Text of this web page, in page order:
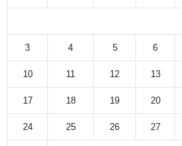
3 4 5 6
10 11 12 13
17 18 19 20
24 25 26 27